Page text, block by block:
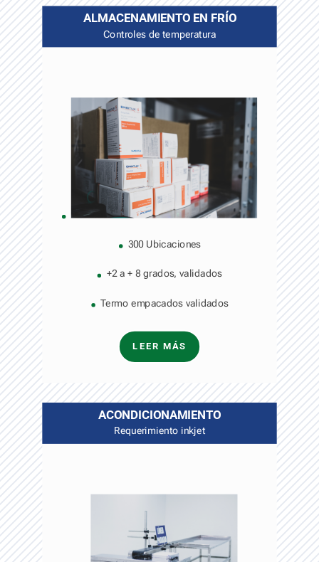
ALMACENAMIENTO EN FRÍO
Controles de temperatura
300 Ubicaciones
+2 a + 8 grados, validados
Termo empacados validados
LEER MÁS
ACONDICIONAMIENTO
Requerimiento inkjet